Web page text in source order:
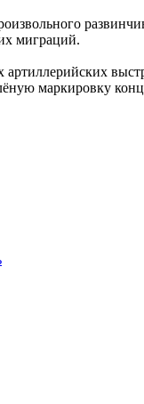
миграций.
маркировку